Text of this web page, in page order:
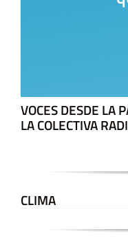
VOCES DESDE LA
LA COLECTIVA
CLIMA